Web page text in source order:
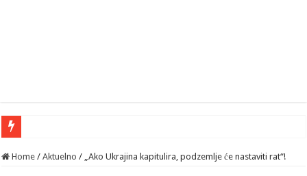
Home / Aktuelno / „Ako Ukrajina kapitulira, podzemlje će nastaviti rat“!